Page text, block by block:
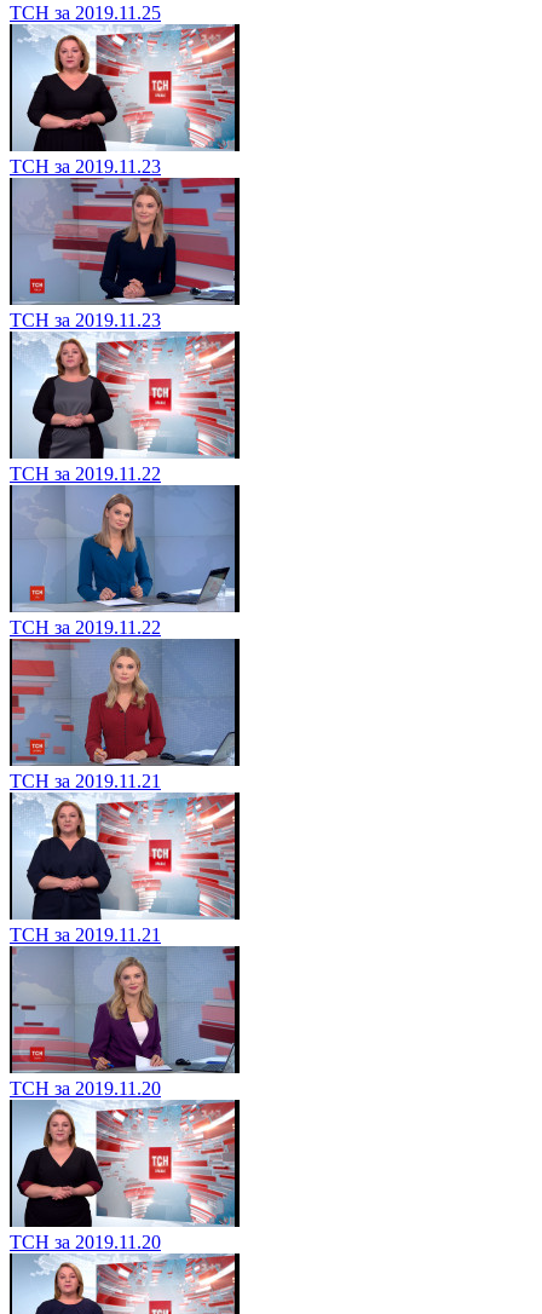
ТСН за 2019.11.25
ТСН за 2019.11.23
ТСН за 2019.11.23
ТСН за 2019.11.22
ТСН за 2019.11.22
ТСН за 2019.11.21
ТСН за 2019.11.21
ТСН за 2019.11.20
ТСН за 2019.11.20